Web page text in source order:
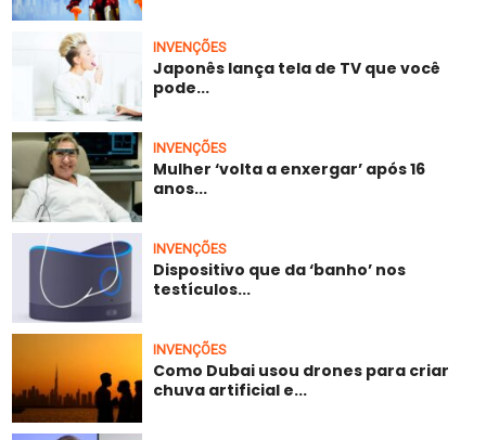
INVENÇÕES
Japonês lança tela de TV que você
pode...
INVENÇÕES
Mulher ‘volta a enxergar’ após 16
anos...
INVENÇÕES
Dispositivo que da ‘banho’ nos
testículos...
INVENÇÕES
Como Dubai usou drones para criar
chuva artificial e...